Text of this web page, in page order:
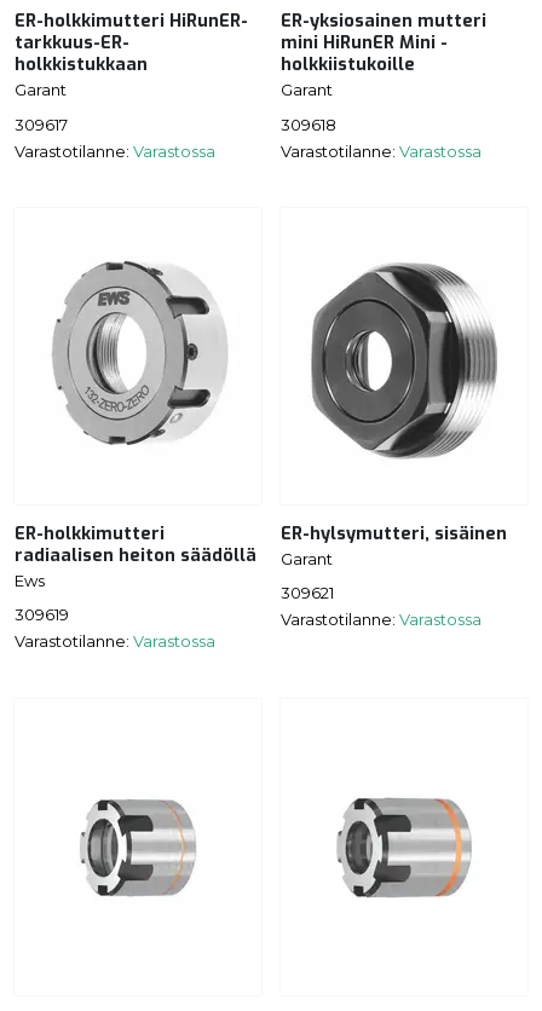
ER-holkkimutteri HiRunER-
tarkkuus-ER-
holkkistukkaan
Garant
309617
Varastotilanne: Varastossa
ER-yksiosainen mutteri
mini HiRunER Mini -
holkkiistukoille
Garant
309618
Varastotilanne: Varastossa
ER-holkkimutteri
radiaalisen heiton säädöllä
Ews
309619
Varastotilanne: Varastossa
ER-hylsymutteri, sisäinen
Garant
309621
Varastotilanne: Varastossa